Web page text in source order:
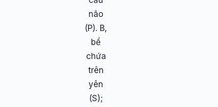
não
(P). B,
bể
chứa
trên
yên
(S);